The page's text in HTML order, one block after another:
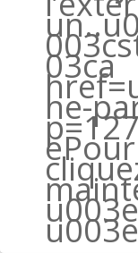
03ca
he-
u003e